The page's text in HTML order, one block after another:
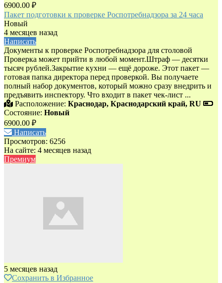
6900.00 ₽
Пакет подготовки к проверке Роспотребнадзора за 24 часа
Новый
4 месяцев назад
Написать
Документы к проверке Роспотребнадзора для столовой
Проверка может прийти в любой момент.Штраф — десятки
тысяч рублей.Закрытие кухни — ещё дороже. Этот пакет —
готовая папка директора перед проверкой. Вы получаете
полный набор документов, который можно сразу внедрить и
предъявить инспектору. Что входит в пакет чек-лист ...
Расположение: Краснодар, Краснодарский край, RU
Состояние: Новый
6900.00 ₽
Написать
Просмотров: 6256
На сайте: 4 месяцев назад
Премиум
5 месяцев назад
Сохранить в Избранное